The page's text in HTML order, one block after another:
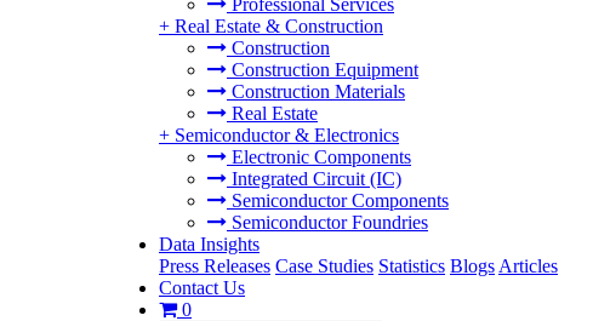
Professional Services
+ Real Estate & Construction
Construction
Construction Equipment
Construction Materials
Real Estate
+ Semiconductor & Electronics
Electronic Components
Integrated Circuit (IC)
Semiconductor Components
Semiconductor Foundries
Data Insights
Press Releases Case Studies Statistics Blogs Articles
Contact Us
0